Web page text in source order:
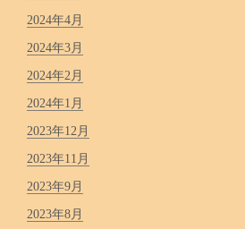
2024年4月
2024年3月
2024年2月
2024年1月
2023年12月
2023年11月
2023年9月
2023年8月